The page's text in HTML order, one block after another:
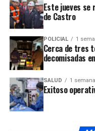
En la oportunidad, la
federación nacional
Mónica Barría, dio
muestran su
Diferencial San Carlos,
Este jueves se
de Castro
POLICIAL 1
Cerca de tres
decomisadas
SALUD 1
Exitoso